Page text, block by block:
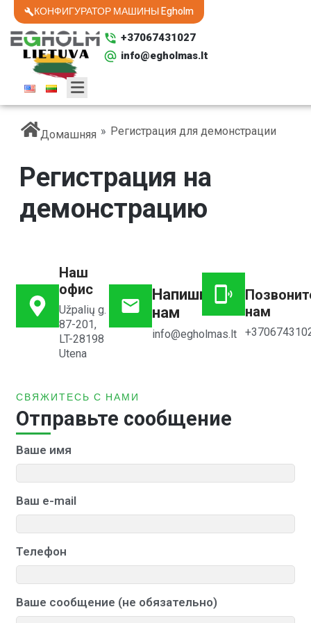
КОНФИГУРАТОР МАШИНЫ Egholm
+37067431027
info@egholmas.lt
Домашняя » Регистрация для демонстрации
Регистрация на
демонстрацию
Наш
офис
Užpalių g.
87-201,
LT-28198
Utena
Напишите
нам
info@egholmas.lt
нам
СВЯЖИТЕСЬ С НАМИ
Отправьте сообщение
Ваше имя
Ваш e-mail
Телефон
Ваше сообщение (не обязательно)